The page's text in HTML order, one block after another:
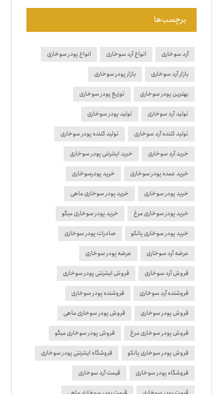
برچسب‌ها
آرد سوخاری انواع آرد سوخاری انواع پودر سوخاری
بازار آرد سوخاری بازار پودر سوخاری
بهترین پودر سوخاری توزیع پودر سوخاری
تولید آرد سوخاری تولید پودر سوخاری
تولید کننده آرد سوخاری تولید کننده پودر سوخاری
خرید آرد سوخاری خرید اینترنتی پودر سوخاری
خرید عمده پودر سوخاری خرید پودرسوخاری
خرید پودر سوخاری خرید پودر سوخاری ماهی
خرید پودر سوخاری مرغ خرید پودر سوخاری میگو
خرید پودر سوخاری پانکو صادرات پودر سوخاری
عرضه آرد سوخاری عرضه پودر سوخاری
فروش آرد سوخاری فروش اینترنتی پودر سوخاری
فروشنده آرد سوخاری فروشنده پودر سوخاری
فروش پودر سوخاری فروش پودر سوخاری ماهی
فروش پودر سوخاری مرغ فروش پودر سوخاری میگو
فروش پودر سوخاری پانکو فروشگاه اینترنتی پودر سوخاری
فروشگاه پودر سوخاری قیمت آرد سوخاری